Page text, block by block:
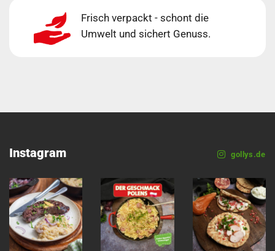
Frisch verpackt - schont die
Umwelt und sichert Genuss.
Instagram gollys.de